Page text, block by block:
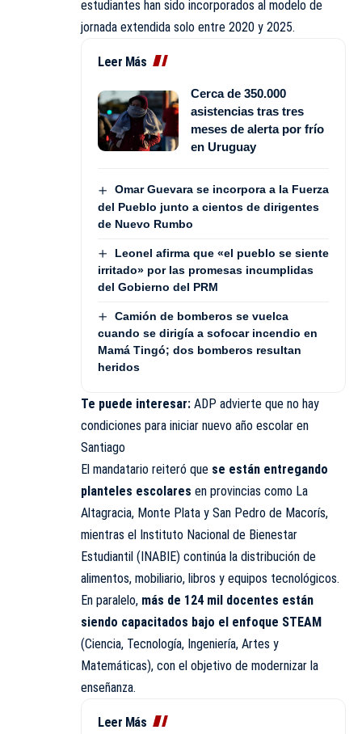
estudiantes han sido incorporados al modelo de
jornada extendida solo entre 2020 y 2025.
Leer Más
Cerca de 350.000
asistencias tras tres
meses de alerta por frío
en Uruguay
Omar Guevara se incorpora a la Fuerza
del Pueblo junto a cientos de dirigentes
de Nuevo Rumbo
Leonel afirma que «el pueblo se siente
irritado» por las promesas incumplidas
del Gobierno del PRM
Camión de bomberos se vuelca
cuando se dirigía a sofocar incendio en
Mamá Tingó; dos bomberos resultan
heridos
Te puede interesar: ADP advierte que no hay
condiciones para iniciar nuevo año escolar en
Santiago
El mandatario reiteró que se están entregando
planteles escolares en provincias como La
Altagracia, Monte Plata y San Pedro de Macorís,
mientras el Instituto Nacional de Bienestar
Estudiantil (INABIE) continúa la distribución de
alimentos, mobiliario, libros y equipos tecnológicos.
En paralelo, más de 124 mil docentes están
siendo capacitados bajo el enfoque STEAM
(Ciencia, Tecnología, Ingeniería, Artes y
Matemáticas), con el objetivo de modernizar la
enseñanza.
Leer Más